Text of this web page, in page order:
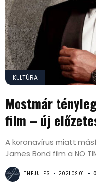
KULTÚRA
Mostmár
film – új
A koronavírus miatt
James Bond film a NO
THEJULES 2021.09.01.